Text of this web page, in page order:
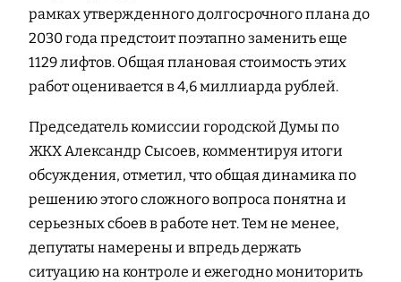
рамках утвержденного долгосрочного плана до
2030 года предстоит поэтапно заменить еще
1129 лифтов. Общая плановая стоимость этих
работ оценивается в 4,6 миллиарда рублей.
Председатель комиссии городской Думы по
ЖКХ Александр Сысоев, комментируя итоги
обсуждения, отметил, что общая динамика по
решению этого сложного вопроса понятна и
серьезных сбоев в работе нет. Тем не менее,
депутаты намерены и впредь держать
ситуацию на контроле и ежегодно мониторить